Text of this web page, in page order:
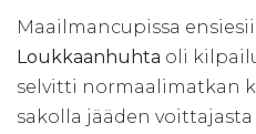
Maailmancupissa
Loukkaanhuhta oli
selvitti normaalimatkan
sakolla jääden